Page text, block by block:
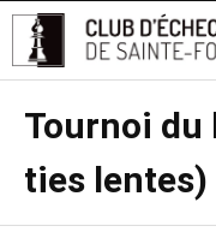
Tournoi du
ties lentes)